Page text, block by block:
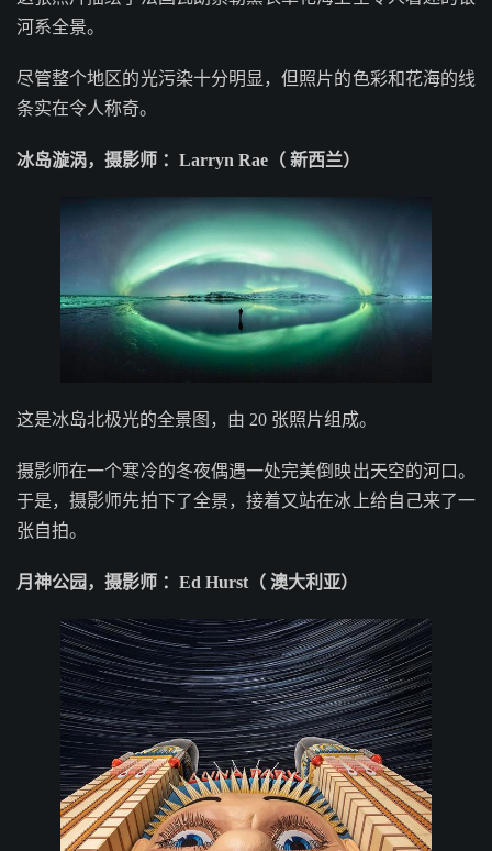
河系全景。
尽管整个地区的光污染十分明显，但照片的色彩和花海的线
条实在令人称奇。
冰岛漩涡，摄影师 ：Larryn Rae（ 新西兰）
这是冰岛北极光的全景图，由 20 张照片组成。
摄影师在一个寒冷的冬夜偶遇一处完美倒映出天空的河口。
于是，摄影师先拍下了全景，接着又站在冰上给自己来了一
张自拍。
月神公园，摄影师 ：Ed Hurst（ 澳大利亚）